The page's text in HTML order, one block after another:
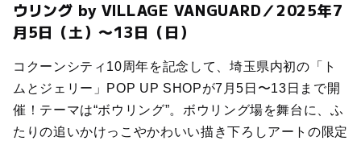
ウリング by VILLAGE VANGUARD／2025年7
月5日（土）〜13日（日）
コクーンシティ10周年を記念して、埼玉県内初の「ト
ムとジェリー」POP UP SHOPが7月5日〜13日まで開
催！テーマは“ボウリング”。ボウリング場を舞台に、ふ
たりの追いかけっこやかわいい描き下ろしアートの限定